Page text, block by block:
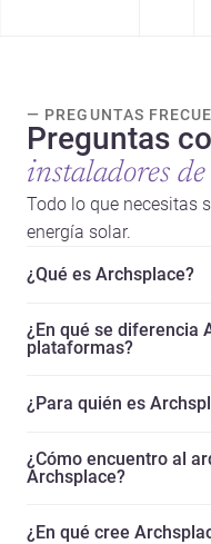
— PREGUNTAS
Preguntas
instaladores
Todo lo que necesitas
energía solar.
¿Qué es Archsplace?
¿En qué se diferencia
plataformas?
¿Para quién es
¿Cómo encuentro al
Archsplace?
¿En qué cree